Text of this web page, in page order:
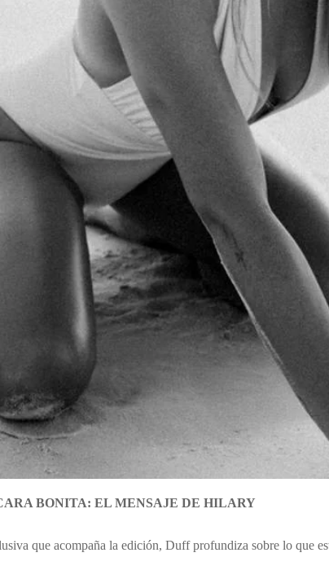
BONITA: EL MENSAJE DE HILARY
que acompaña la edición, Duff profundiza sobre lo que